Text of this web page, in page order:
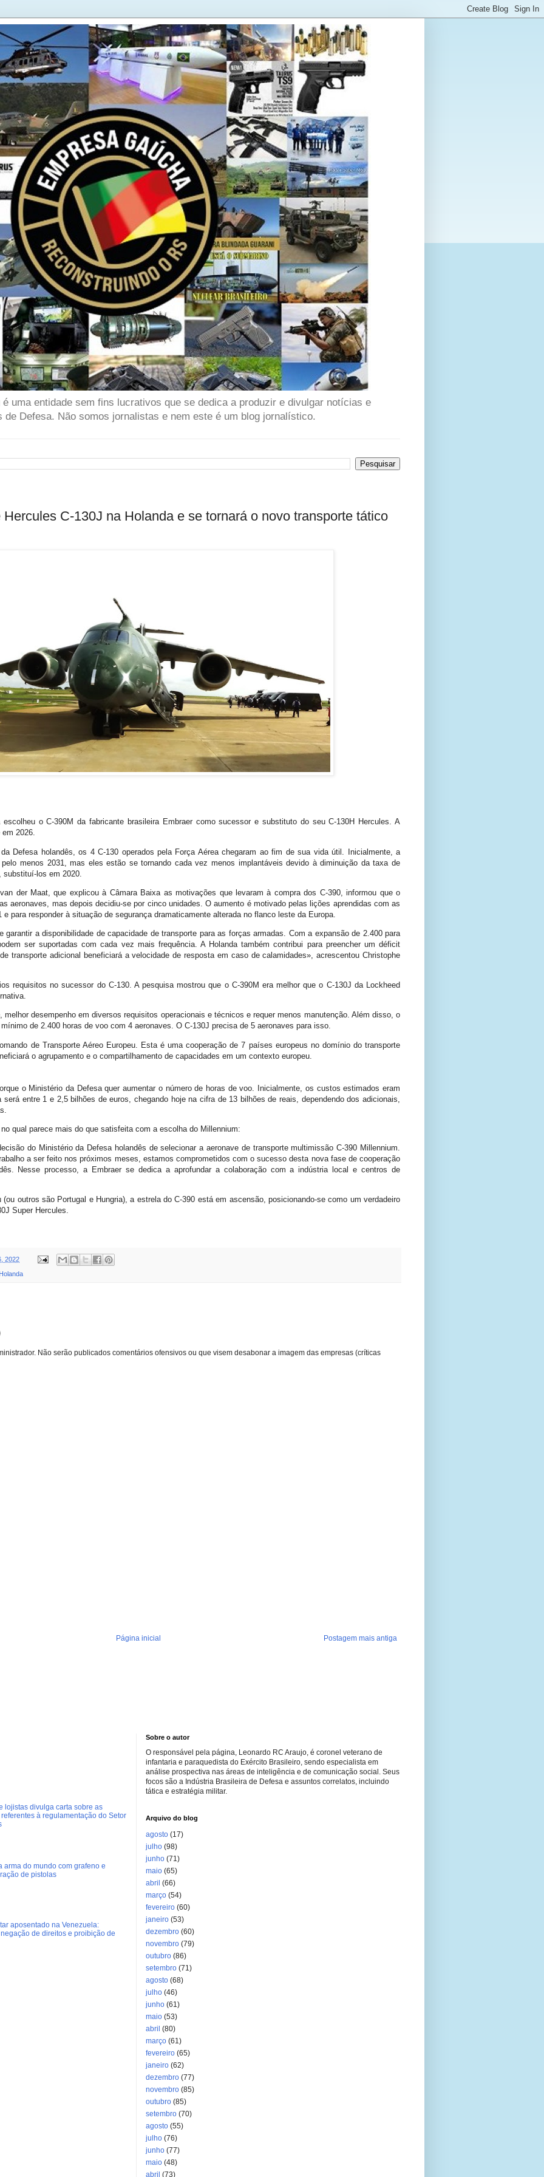
é uma entidade sem fins lucrativos que se dedica a produzir e divulgar notícias e
de Defesa. Não somos jornalistas e nem este é um blog jornalístico.
C-130J na Holanda e se tornará o novo transporte tático
o C-390M da fabricante brasileira Embraer como sucessor e substituto do seu C-130H Hercules. A
em 2026.
Defesa holandês, os 4 C-130 operados pela Força Aérea chegaram ao fim de sua vida útil. Inicialmente, a
menos 2031, mas eles estão se tornando cada vez menos implantáveis ​​devido à diminuição da taxa de
los em 2020.
der Maat, que explicou à Câmara Baixa as motivações que levaram à compra dos C-390, informou que o
aeronaves, mas depois decidiu-se por cinco unidades. O aumento é motivado pelas lições aprendidas com as
para responder à situação de segurança dramaticamente alterada no flanco leste da Europa.
garantir a disponibilidade de capacidade de transporte para as forças armadas. Com a expansão de 2.400 para
ser suportadas com cada vez mais frequência. A Holanda também contribui para preencher um déficit
transporte adicional beneficiará a velocidade de resposta em caso de calamidades», acrescentou Christophe
requisitos no sucessor do C-130. A pesquisa mostrou que o C-390M era melhor que o C-130J da Lockheed
melhor desempenho em diversos requisitos operacionais e técnicos e requer menos manutenção. Além disso, o
de 2.400 horas de voo com 4 aeronaves. O C-130J precisa de 5 aeronaves para isso.
de Transporte Aéreo Europeu. Esta é uma cooperação de 7 países europeus no domínio do transporte
o agrupamento e o compartilhamento de capacidades em um contexto europeu.
o Ministério da Defesa quer aumentar o número de horas de voo. Inicialmente, os custos estimados eram
entre 1 e 2,5 bilhões de euros, chegando hoje na cifra de 13 bilhões de reais, dependendo dos adicionais,
qual parece mais do que satisfeita com a escolha do Millennium:
do Ministério da Defesa holandês de selecionar a aeronave de transporte multimissão C-390 Millennium.
a ser feito nos próximos meses, estamos comprometidos com o sucesso desta nova fase de cooperação
Nesse processo, a Embraer se dedica a aprofundar a colaboração com a indústria local e centros de
outros são Portugal e Hungria), a estrela do C-390 está em ascensão, posicionando-se como um verdadeiro
Super Hercules.
2022
Holanda
Não serão publicados comentários ofensivos ou que visem desabonar a imagem das empresas (críticas
Postagem mais antiga
Página inicial
lojistas divulga carta sobre as
à regulamentação do Setor
arma do mundo com grafeno e
de pistolas
aposentado na Venezuela:
de direitos e proibição de
Sobre o autor
O responsável pela página, Leonardo RC Araujo, é coronel veterano de
infantaria e paraquedista do Exército Brasileiro, sendo especialista em
análise prospectiva nas áreas de inteligência e de comunicação social. Seus
focos são a Indústria Brasileira de Defesa e assuntos correlatos, incluindo
tática e estratégia militar.
Arquivo do blog
agosto (17)
julho (98)
junho (71)
maio (65)
abril (66)
março (54)
fevereiro (60)
janeiro (53)
dezembro (60)
novembro (79)
outubro (86)
setembro (71)
agosto (68)
julho (46)
junho (61)
maio (53)
abril (80)
março (61)
fevereiro (65)
janeiro (62)
dezembro (77)
novembro (85)
outubro (85)
setembro (70)
agosto (55)
julho (76)
junho (77)
maio (48)
abril (73)